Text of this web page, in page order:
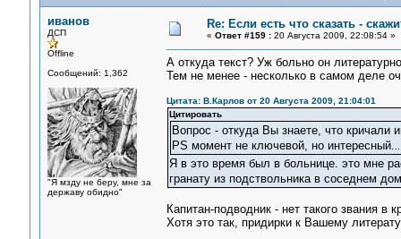
иванов
ДСП
Offline
Сообщений: 1,362
"Я мзду не беру, мне за
державу обидно"
Re: Если есть что сказать -
« Ответ #159 :20 Августа 2009, 22:08:54 »
А откуда текст? Уж больно он
Тем не менее - несколько в самом деле
Цитата: В.Карлов от 20 Августа 2009, 21:04:01
Цитировать
Вопрос - откуда Вы знаете, что кричали
PS момент не ключевой, но интересный.
Я в это время был в больнице. это мне
гранату из подствольника в соседнем
Капитан-подводник - нет такого звания в
Хотя это так, придирки к Вашему